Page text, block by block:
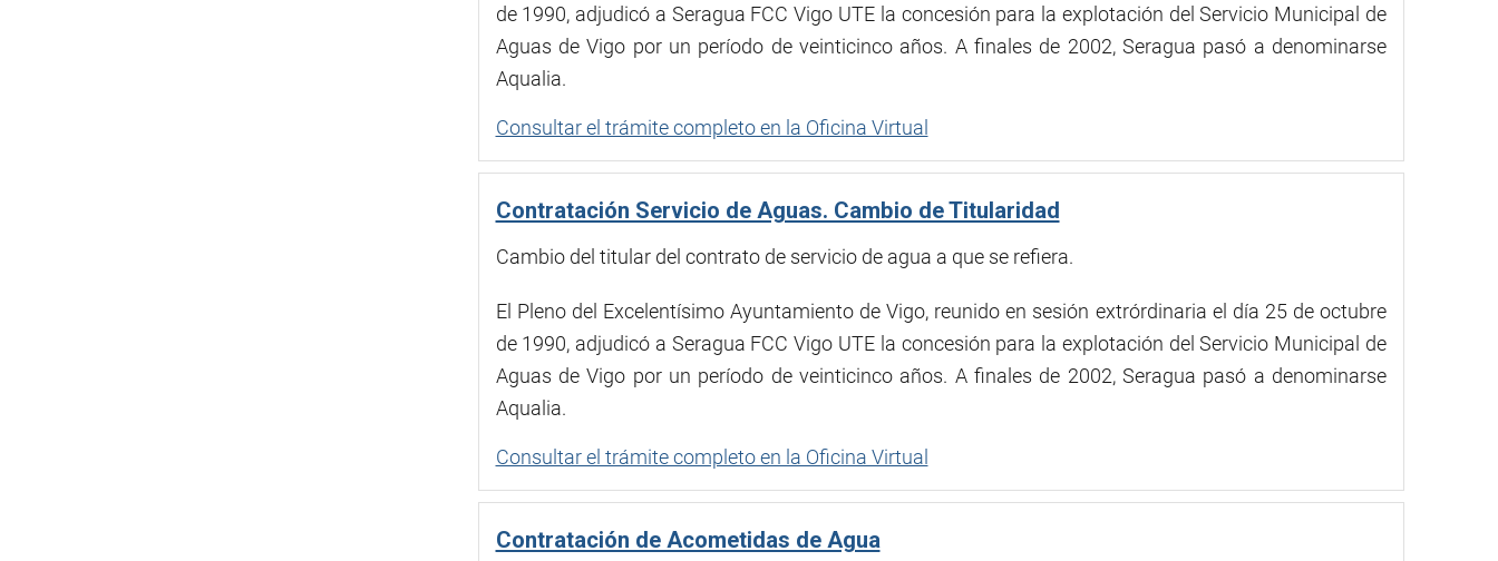
de 1990, adjudicó a Seragua FCC Vigo UTE la concesión para la explotación del Servicio Municipal de
Aguas de Vigo por un período de veinticinco años. A finales de 2002, Seragua pasó a denominarse
Aqualia.
Consultar el trámite completo en la Oficina Virtual
Contratación Servicio de Aguas. Cambio de Titularidad
Cambio del titular del contrato de servicio de agua a que se refiera.
El Pleno del Excelentísimo Ayuntamiento de Vigo, reunido en sesión extrórdinaria el día 25 de octubre
de 1990, adjudicó a Seragua FCC Vigo UTE la concesión para la explotación del Servicio Municipal de
Aguas de Vigo por un período de veinticinco años. A finales de 2002, Seragua pasó a denominarse
Aqualia.
Consultar el trámite completo en la Oficina Virtual
Contratación de Acometidas de Agua